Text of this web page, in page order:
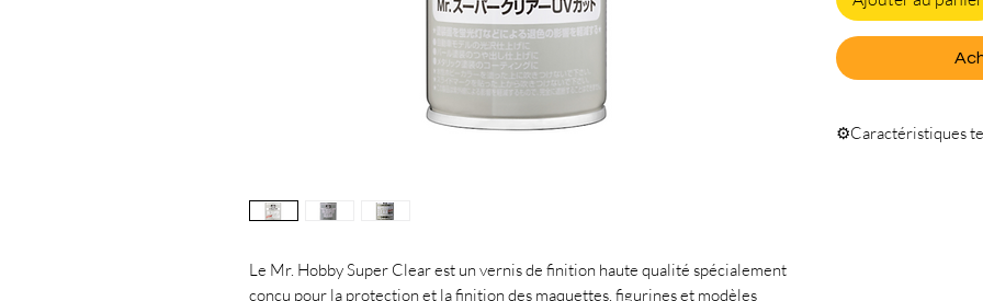
Le Mr. Hobby Super Clear est un vernis de finition haute qualité spécialement
conçu pour la protection et la finition des maquettes, figurines et modèles
⚙️Caractéristiques